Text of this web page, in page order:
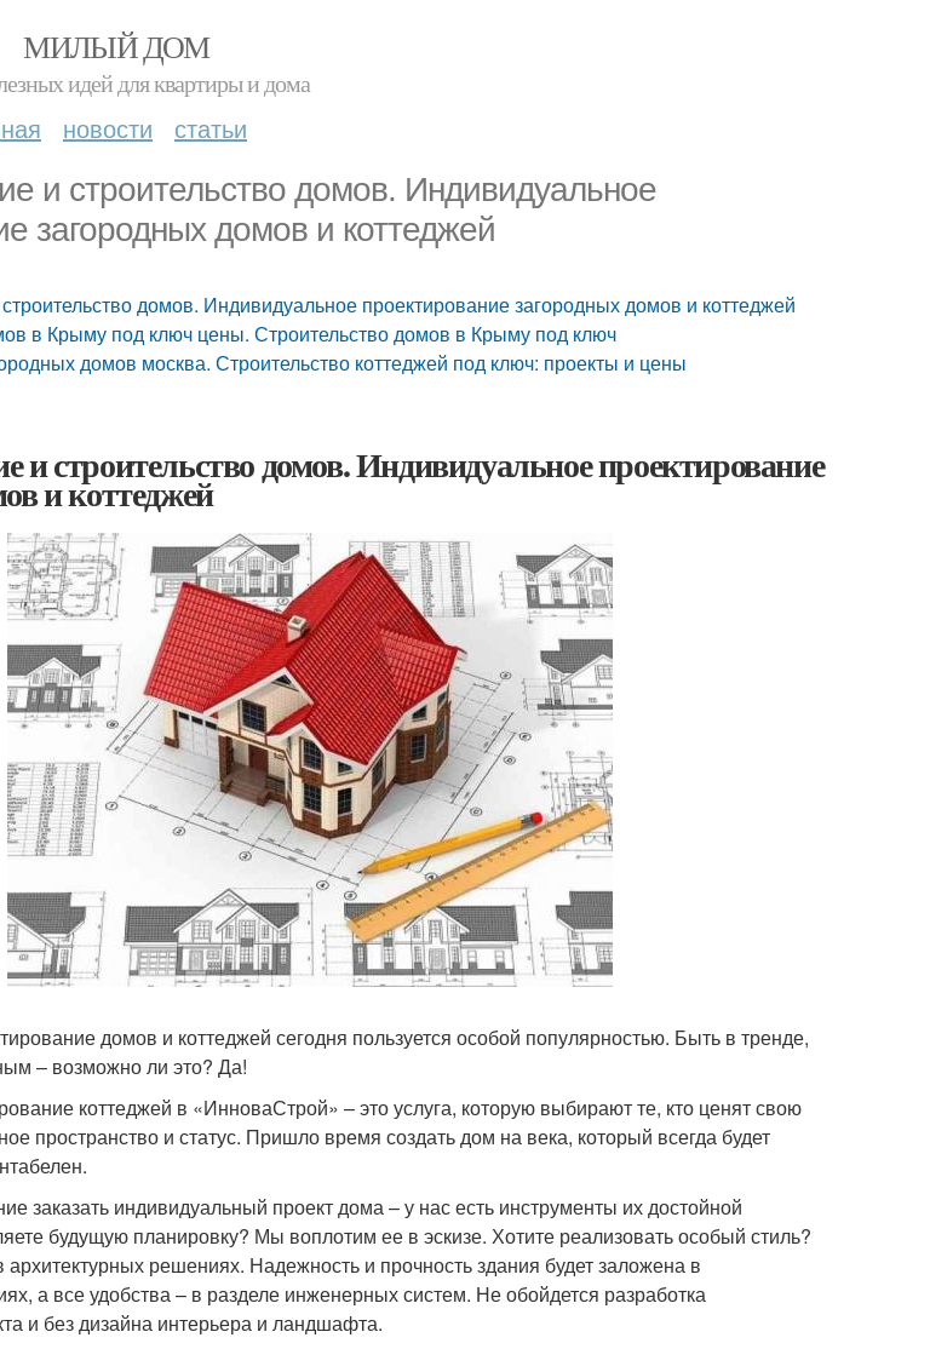
МИЛЫЙ ДОМ
идей для квартиры и дома
новости статьи
и строительство домов. Индивидуальное
загородных домов и коттеджей
домов. Индивидуальное проектирование загородных домов и коттеджей
в Крыму под ключ цены. Строительство домов в Крыму под ключ
домов москва. Строительство коттеджей под ключ: проекты и цены
и строительство домов. Индивидуальное проектирование
и коттеджей
домов и коттеджей сегодня пользуется особой популярностью. Быть в тренде,
– возможно ли это? Да!
коттеджей в «ИнноваСтрой» – это услуга, которую выбирают те, кто ценят свою
пространство и статус. Пришло время создать дом на века, который всегда будет
заказать индивидуальный проект дома – у нас есть инструменты их достойной
будущую планировку? Мы воплотим ее в эскизе. Хотите реализовать особый стиль?
архитектурных решениях. Надежность и прочность здания будет заложена в
а все удобства – в разделе инженерных систем. Не обойдется разработка
и без дизайна интерьера и ландшафта.